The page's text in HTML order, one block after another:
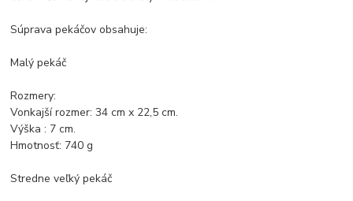
Súprava pekáčov obsahuje:
Malý pekáč
Rozmery:
Vonkajší rozmer: 34 cm x 22,5 cm.
Výška : 7 cm.
Hmotnosť: 740 g
Stredne veľký pekáč